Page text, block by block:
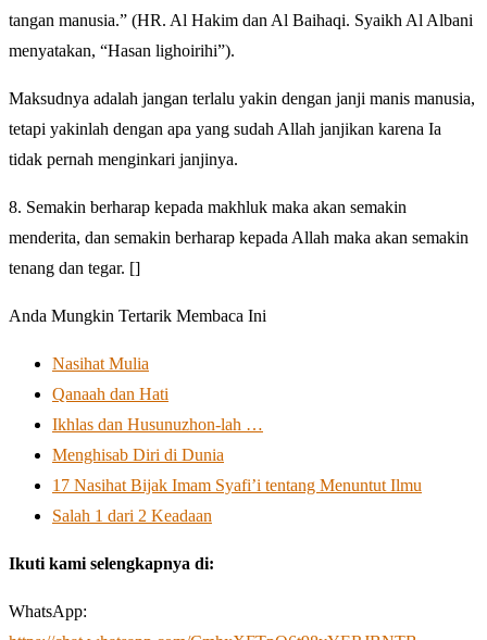
tangan manusia.” (HR. Al Hakim dan Al Baihaqi. Syaikh Al Albani
menyatakan, “Hasan lighoirihi”).
Maksudnya adalah jangan terlalu yakin dengan janji manis manusia,
tetapi yakinlah dengan apa yang sudah Allah janjikan karena Ia
tidak pernah menginkari janjinya.
8. Semakin berharap kepada makhluk maka akan semakin
menderita, dan semakin berharap kepada Allah maka akan semakin
tenang dan tegar. []
Anda Mungkin Tertarik Membaca Ini
Nasihat Mulia
Qanaah dan Hati
Ikhlas dan Husunuzhon-lah …
Menghisab Diri di Dunia
17 Nasihat Bijak Imam Syafi’i tentang Menuntut Ilmu
Salah 1 dari 2 Keadaan
Ikuti kami selengkapnya di:
WhatsApp: